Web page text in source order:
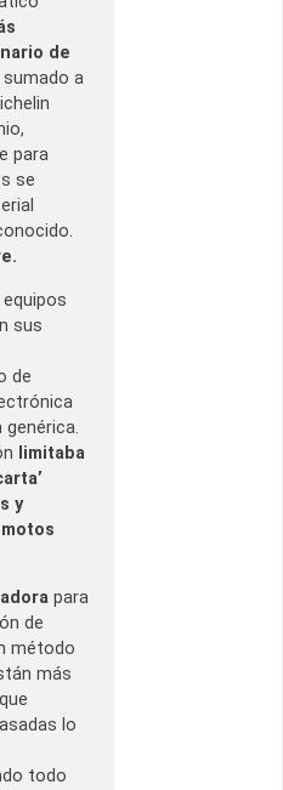
de
a
para
se
sus
de
genérica.
limitaba
y
para
de
método
más
lo
todo